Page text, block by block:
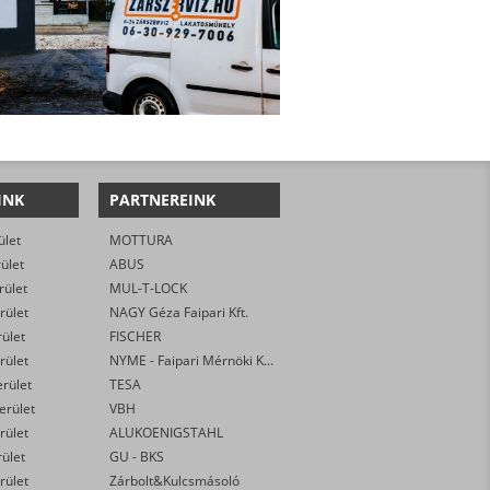
PARTNEREINK
MOTTURA
ABUS
MUL-T-LOCK
NAGY Géza Faipari Kft.
FISCHER
NYME - Faipari Mérnöki Kar
TESA
VBH
ALUKOENIGSTAHL
GU - BKS
Zárbolt&Kulcsmásoló